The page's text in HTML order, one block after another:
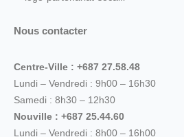
Nous contacter
Centre-Ville : +687 27.58.48
Lundi – Vendredi : 9h00 – 16h30
Samedi : 8h30 – 12h30
Nouville : +687 25.44.60
Lundi – Vendredi : 8h00 – 16h00